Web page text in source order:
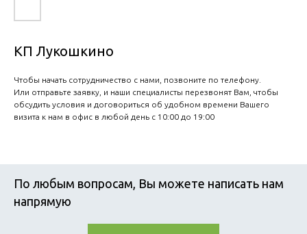
КП Лукошкино
Чтобы начать сотрудничество с нами, позвоните по телефону.
Или отправьте заявку, и наши специалисты перезвонят Вам, чтобы
обсудить условия и договориться об удобном времени Вашего
визита к нам в офис в любой день с 10:00 до 19:00
По любым вопросам, Вы можете написать нам
напрямую